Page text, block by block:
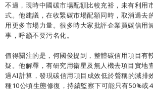
不過，現時中國碳市場配額比較充裕，未有利用
式。他建議，在收緊碳市場配額同時，取消過去
用更多市場力量。很多時大家批評企業買碳信用
事，呼籲不要污名化。
值得關注的是，何國俊提到，整體碳信用項目有
疑。他解釋，有研究用衞星及無人機去項目實地
過AI計算，發現碳信用項目成效低於聲稱的減排
種10公頃生態修復，持續監察下可能只有50%或